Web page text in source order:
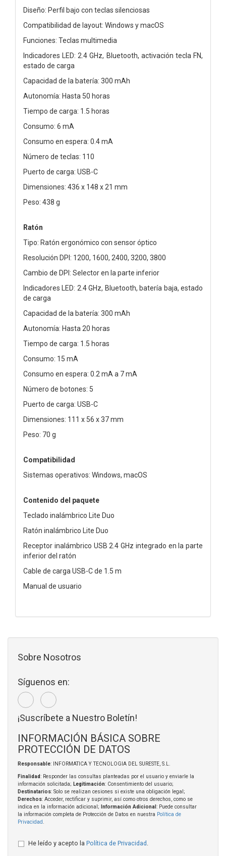
Diseño: Perfil bajo con teclas silenciosas
Compatibilidad de layout: Windows y macOS
Funciones: Teclas multimedia
Indicadores LED: 2.4 GHz, Bluetooth, activación tecla FN,
estado de carga
Capacidad de la batería: 300 mAh
Autonomía: Hasta 50 horas
Tiempo de carga: 1.5 horas
Consumo: 6 mA
Consumo en espera: 0.4 mA
Número de teclas: 110
Puerto de carga: USB-C
Dimensiones: 436 x 148 x 21 mm
Peso: 438 g
Ratón
Tipo: Ratón ergonómico con sensor óptico
Resolución DPI: 1200, 1600, 2400, 3200, 3800
Cambio de DPI: Selector en la parte inferior
Indicadores LED: 2.4 GHz, Bluetooth, batería baja, estado
de carga
Capacidad de la batería: 300 mAh
Autonomía: Hasta 20 horas
Tiempo de carga: 1.5 horas
Consumo: 15 mA
Consumo en espera: 0.2 mA a 7 mA
Número de botones: 5
Puerto de carga: USB-C
Dimensiones: 111 x 56 x 37 mm
Peso: 70 g
Compatibilidad
Sistemas operativos: Windows, macOS
Contenido del paquete
Teclado inalámbrico Lite Duo
Ratón inalámbrico Lite Duo
Receptor inalámbrico USB 2.4 GHz integrado en la parte
inferior del ratón
Cable de carga USB-C de 1.5 m
Manual de usuario
Sobre Nosotros
Síguenos en:
¡Suscríbete a Nuestro Boletín!
INFORMACIÓN BÁSICA SOBRE
PROTECCIÓN DE DATOS
Responsable: INFORMATICA Y TECNOLOGIA DEL SURESTE, S.L.
Finalidad: Responder las consultas planteadas por el usuario y enviarle la
información solicitada; Legitimación: Consentimiento del usuario;
Destinatarios: Solo se realizan cesiones si existe una obligación legal;
Derechos: Acceder, rectificar y suprimir, así como otros derechos, como se
indica en la información adicional;
Información Adicional : Puede consultar
la información completa de Protección de Datos en nuestra Política de
Privacidad
He leído y acepto la Política de Privacidad